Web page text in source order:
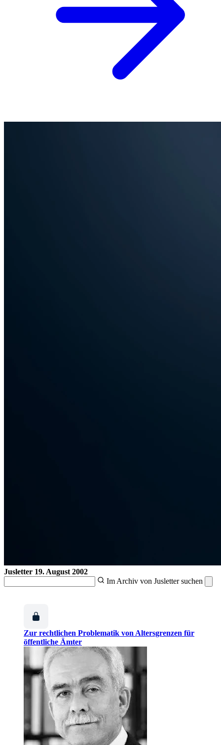
Jusletter 19. August 2002
Im Archiv von Jusletter suchen
Zur rechtlichen Problematik von Altersgrenzen für
öffentliche Ämter